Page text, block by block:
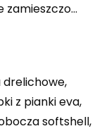
zamieszczo…
drelichowe,
z pianki eva,
softshell,